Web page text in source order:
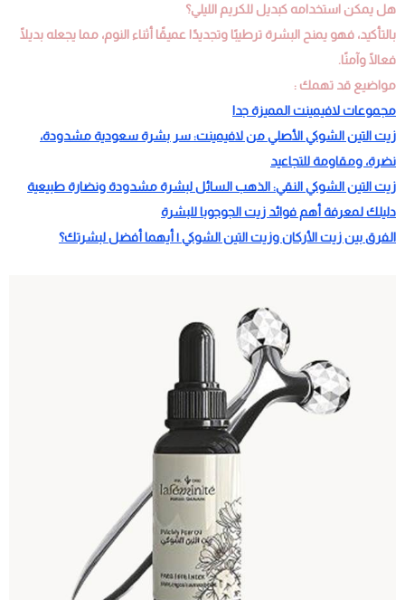
هل يمكن استخدامه كبديل للكريم الليلي؟
بالتأكيد، فهو يمنح البشرة ترطيبًا وتجديدًا عميقًا أثناء النوم، مما يجعله بديلًا
فعالًا وآمنًا.
مواضيع قد تهمك :
مجموعات لافيمينت المميزة جدا
زيت التين الشوكي الأصلي من لافيمينت: سر بشرة سعودية مشدودة،
نضرة، ومقاومة للتجاعيد
زيت التين الشوكي النقي: الذهب السائل لبشرة مشدودة ونضارة طبيعية
دليلك لمعرفة أهم فوائد زيت الجوجوبا للبشرة
الفرق بين زيت الأركان وزيت التين الشوكي | أيهما أفضل لبشرتك؟